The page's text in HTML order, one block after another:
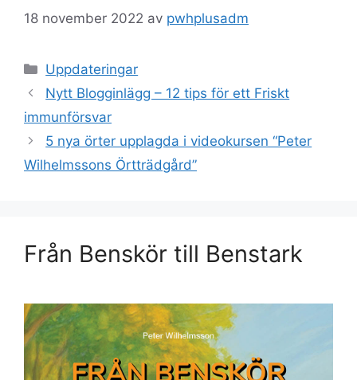
18 november 2022 av pwhplusadm
Kategorier
Uppdateringar
Nytt Blogginlägg – 12 tips för ett Friskt
immunförsvar
5 nya örter upplagda i videokursen “Peter
Wilhelmssons Örtträdgård”
Från Benskör till Benstark